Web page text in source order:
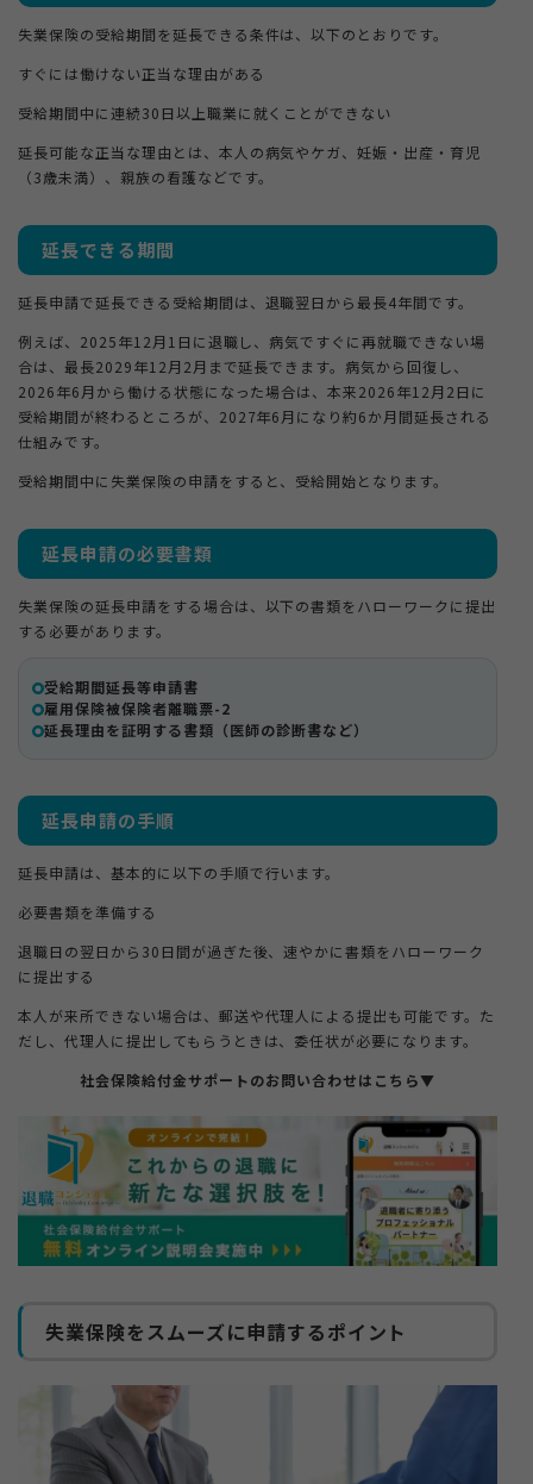
失業保険の受給期間を延長できる条件は、以下のとおりです。
すぐには働けない正当な理由がある
受給期間中に連続30日以上職業に就くことができない
延長可能な正当な理由とは、本人の病気やケガ、妊娠・出産・育児
（3歳未満）、親族の看護などです。
延長できる期間
延長申請で延長できる受給期間は、退職翌日から最長4年間です。
例えば、2025年12月1日に退職し、病気ですぐに再就職できない場
合は、最長2029年12月2月まで延長できます。病気から回復し、
2026年6月から働ける状態になった場合は、本来2026年12月2日に
受給期間が終わるところが、2027年6月になり約6か月間延長される
仕組みです。
受給期間中に失業保険の申請をすると、受給開始となります。
延長申請の必要書類
失業保険の延長申請をする場合は、以下の書類をハローワークに提出
する必要があります。
受給期間延長等申請書
雇用保険被保険者離職票-2
延長理由を証明する書類（医師の診断書など）
延長申請の手順
延長申請は、基本的に以下の手順で行います。
必要書類を準備する
退職日の翌日から30日間が過ぎた後、速やかに書類をハローワーク
に提出する
本人が来所できない場合は、郵送や代理人による提出も可能です。た
だし、代理人に提出してもらうときは、委任状が必要になります。
社会保険給付金サポートのお問い合わせはこちら▼
失業保険をスムーズに申請するポイント